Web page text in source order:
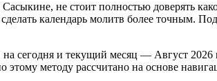
не стоит полностью доверять
календарь молитв более точным.
на сегодня и текущий месяц — Август 2026
методу рассчитано на основе